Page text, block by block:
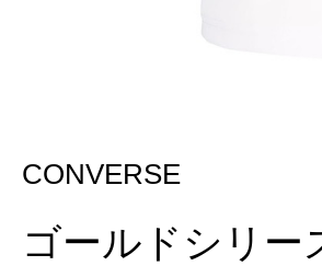
CONVERSE
ゴールドシリー